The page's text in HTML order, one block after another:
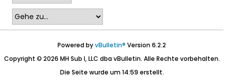
Powered byvBulletin® Version 6.2.2
Copyright © 2026 MH Sub I, LLC dba vBulletin. Alle Rechte vorbehalten.
Die Seite wurde um 14:59 erstellt.